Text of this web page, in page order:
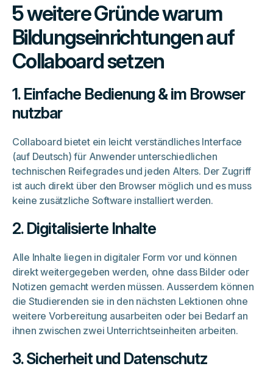
5 weitere Gründe warum
Bildungseinrichtungen auf
Collaboard setzen
1. Einfache Bedienung & im Browser
nutzbar
Collaboard bietet ein leicht verständliches Interface
(auf Deutsch) für Anwender unterschiedlichen
technischen Reifegrades und jeden Alters. Der Zugriff
ist auch direkt über den Browser möglich und es muss
keine zusätzliche Software installiert werden.
2. Digitalisierte Inhalte
Alle Inhalte liegen in digitaler Form vor und können
direkt weitergegeben werden, ohne dass Bilder oder
Notizen gemacht werden müssen. Ausserdem können
die Studierenden sie in den nächsten Lektionen ohne
weitere Vorbereitung ausarbeiten oder bei Bedarf an
ihnen zwischen zwei Unterrichtseinheiten arbeiten.
3. Sicherheit und Datenschutz